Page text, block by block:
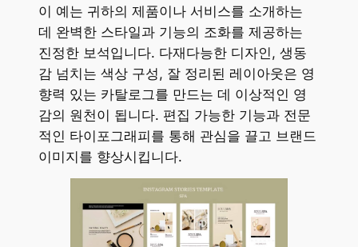
이 예는 귀하의 제품이나 서비스를 소개하는
데 완벽한 스타일과 기능의 조화를 제공하는
진정한 보석입니다. 다재다능한 디자인, 생동
감 넘치는 색상 구성, 잘 정리된 레이아웃은 영
향력 있는 카탈로그를 만드는 데 이상적인 영
감의 원천이 됩니다. 편집 가능한 기능과 전문
적인 타이포그래피를 통해 관심을 끌고 브랜드
이미지를 향상시킵니다.